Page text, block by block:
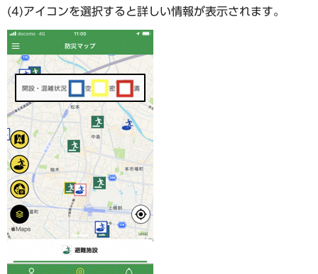
(4)アイコンを選択すると詳しい情報が表示されます。